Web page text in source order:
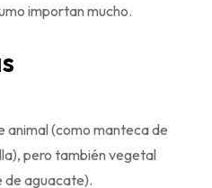
importan mucho.
animal (como manteca de
pero también vegetal
de aguacate).